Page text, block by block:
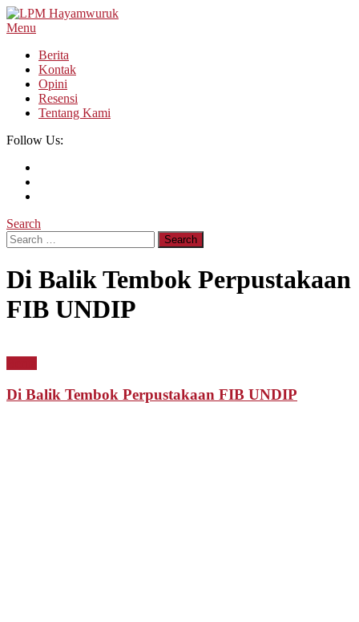
Skip
To
Menu
Berita
Kontak
Opini
Resensi
Tentang Kami
Follow Us:
Search
Search
for:
Di Balik Tembok Perpustakaan
FIB UNDIP
Di Balik Tembok Perpustakaan FIB UNDIP